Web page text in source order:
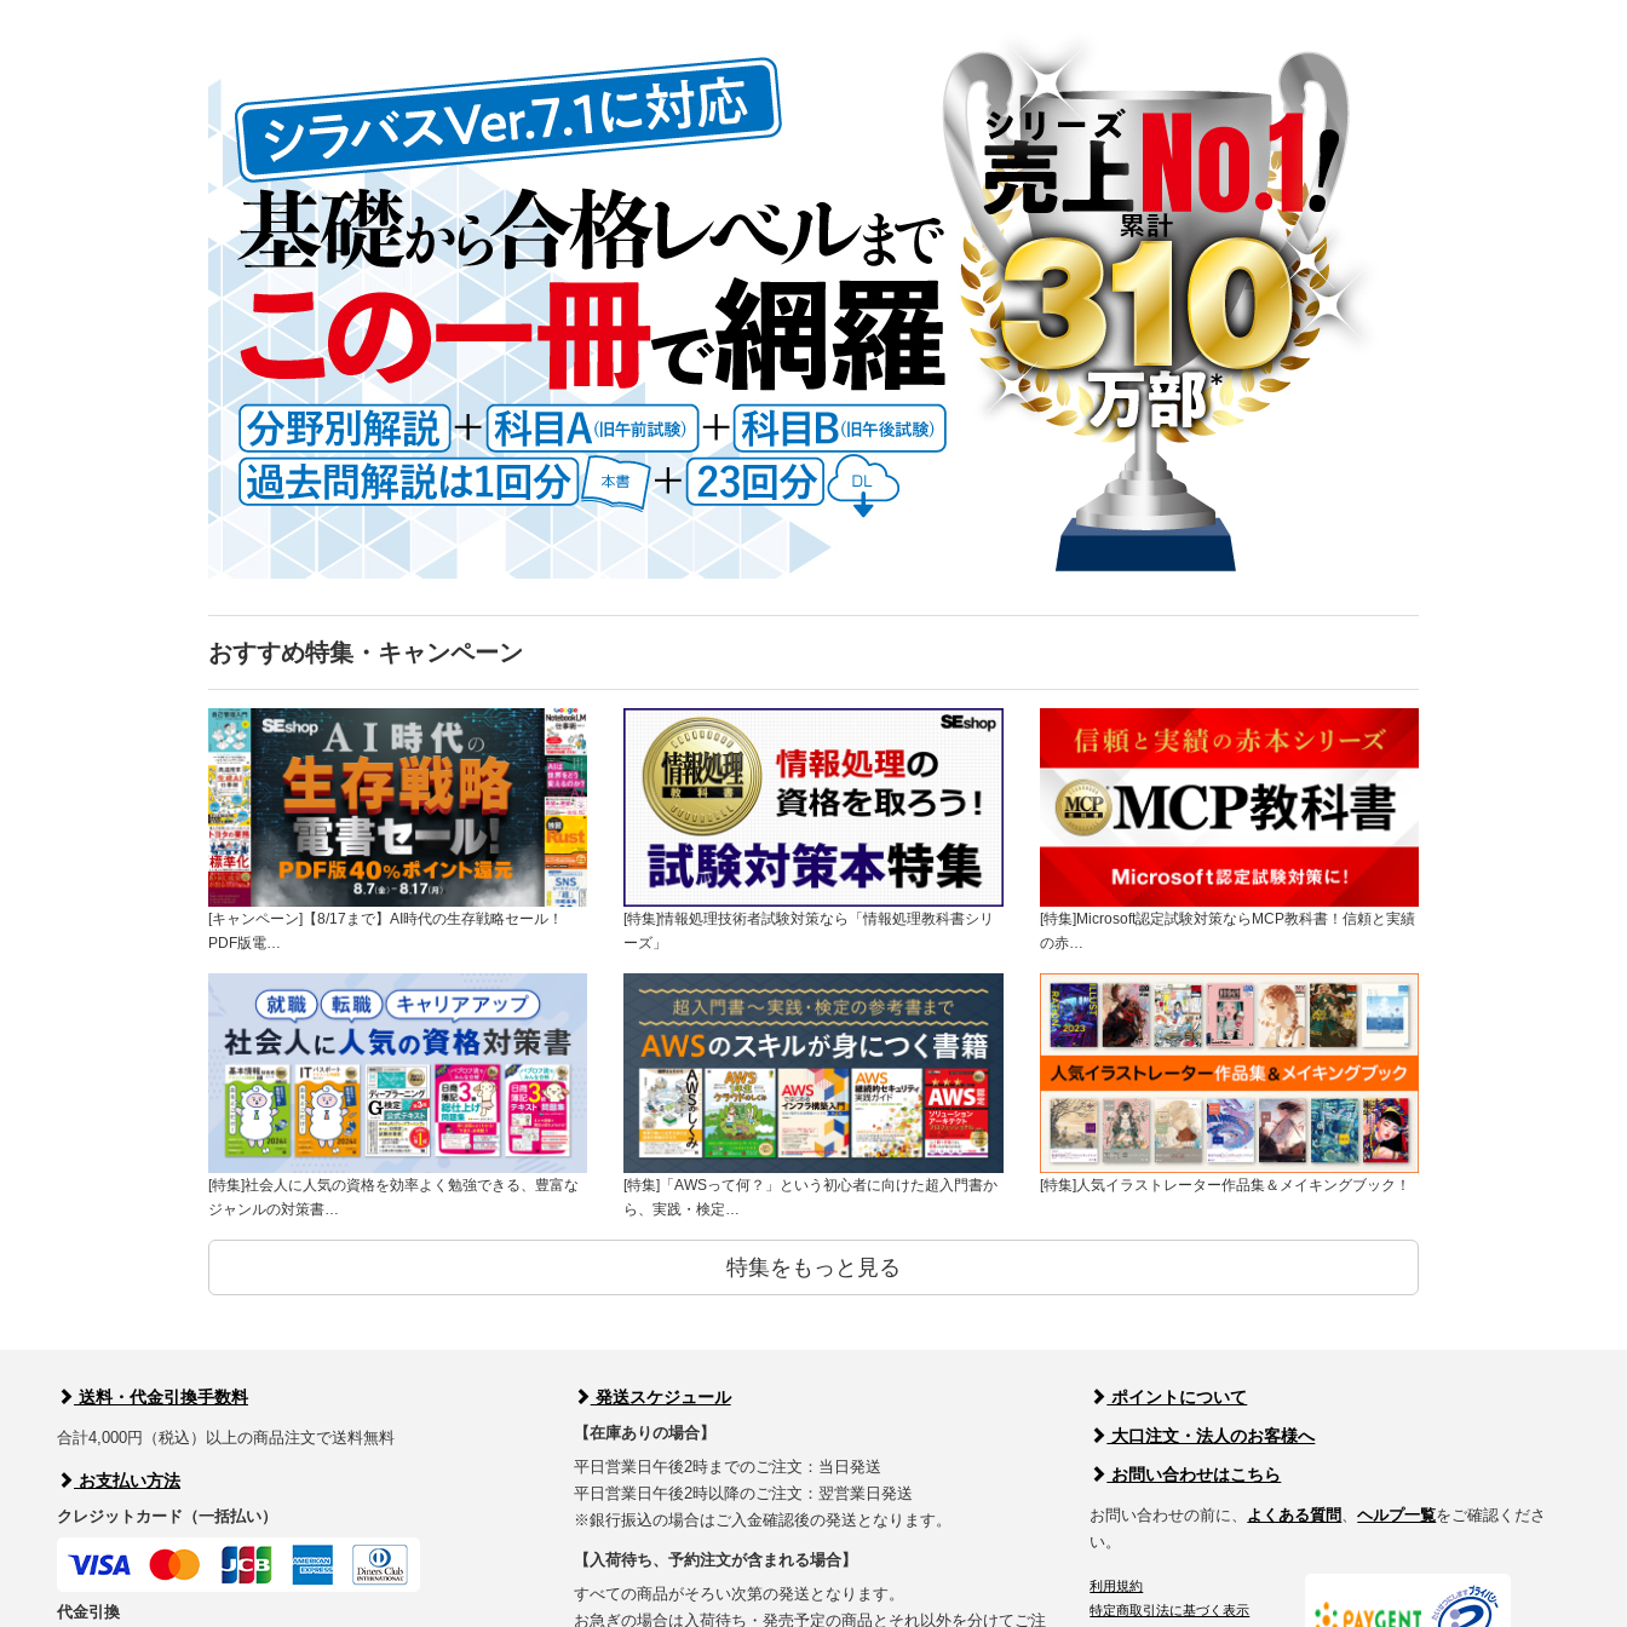
おすすめ特集・キャンペーン
[キャンペーン]【8/17まで】AI時代の生存戦略セール！
PDF版電…
[特集]情報処理技術者試験対策なら「情報処理教科書シリ
ーズ」
[特集]Microsoft認定試験対策ならMCP教科書！信頼と実績
の赤…
[特集]社会人に人気の資格を効率よく勉強できる、豊富な
ジャンルの対策書…
[特集]「AWSって何？」という初心者に向けた超入門書か
ら、実践・検定…
[特集]人気イラストレーター作品集＆メイキングブック！
特集をもっと見る
送料・代金引換手数料
合計4,000円（税込）以上の商品注文で送料無料
お支払い方法
クレジットカード（一括払い）
代金引換
発送スケジュール
【在庫ありの場合】
平日営業日午後2時までのご注文：当日発送
平日営業日午後2時以降のご注文：翌営業日発送
※銀行振込の場合はご入金確認後の発送となります。
【入荷待ち、予約注文が含まれる場合】
すべての商品がそろい次第の発送となります。
お急ぎの場合は入荷待ち・発売予定の商品とそれ以外を分けてご注
ポイントについて
大口注文・法人のお客様へ
お問い合わせはこちら
お問い合わせの前に、 よくある質問 、ヘルプ一覧をご確認くださ
い。
利用規約
特定商取引法に基づく表示